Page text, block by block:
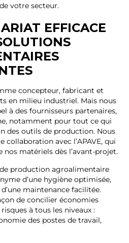
votre secteur.
EFFICACE
concepteur, fabricant et
en milieu industriel. Mais nous
à des fournisseurs partenaires,
notamment pour tout ce qui
des outils de production. Nous
collaboration avec l’APAVE, qui
matériels dès l’avant-projet.
production agroalimentaire
d’une hygiène optimisée,
maintenance facilitée.
de concilier économies
à tous les niveaux :
des postes de travail,